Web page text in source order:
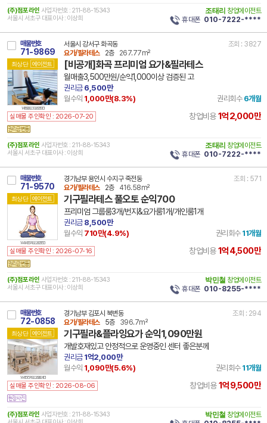
(주)점포라인 사업자번호 : 211-88-15343
서울시 서초구 대표이사 : 이상희
조태리 창업에이전트
휴대폰 010-7222-****
매물번호
71-9869
최상단 에이전트
14 11500 8239 260519 101
서울시 강서구 화곡동
조회 : 3827
요가/필라테스
2층 267.77m²
[비공개]화곡 프리미엄 요가&필라테스
월매출3,500만원/순익1,000이상 검증된 고
권리금6,500만
월수익 1,000만(8.3%) 권리회수 6개월
실매물 주인확인 : 2026-07-20 창업비용1억2,000만
(주)점포라인 사업자번호 : 211-88-15343
서울시 서초구 대표이사 : 이상희
조태리 창업에이전트
휴대폰 010-7222-****
매물번호
71-9570
최상단 에이전트
14 41465 7492 260515 101
경기남부 용인시 수지구 죽전동
조회 : 571
요가/필라테스
2층 416.58m²
기구필라테스 풀오토 순익700
프리미엄 그룹룸3개/번지&요가룸1개/개인룸1개
권리금8,500만
월수익 710만(4.9%) 권리회수 11개월
실매물 주인확인 : 2026-07-16 창업비용1억4,500만
(주)점포라인 사업자번호 : 211-88-15343
서울시 서초구 대표이사 : 이상희
박민철 창업에이전트
휴대폰 010-8255-****
매물번호
72-0858
최상단 에이전트
14 41570 7492 260604 101
경기남부 김포시 북변동
조회 : 294
요가/필라테스
5층 396.7m²
기구필라&플라잉요가 순익1,090만원
개발호재있고 안정적으로 운영중인 센터 좋은분께
권리금1억2,000만
월수익 1,090만(5.6%) 권리회수 11개월
실매물 주인확인 : 2026-08-06 창업비용1억9,500만
(주)점포라인 사업자번호 : 211-88-15343
박민철 창업에이전트